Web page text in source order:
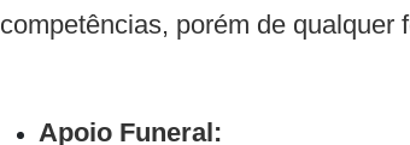
competências, porém de qualquer
Apoio Funeral: